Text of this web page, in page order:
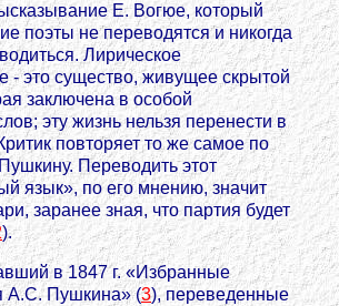
Е. Вогюе, который
поэты не переводятся и никогда
Лирическое
- это существо, живущее скрытой
заключена в особой
эту жизнь нельзя перенести в
повторяет то же самое по
Переводить этот
язык», по его мнению, значит
заранее зная, что партия будет
).
в 1847 г. «Избранные
А.С. Пушкина» (3), переведенные